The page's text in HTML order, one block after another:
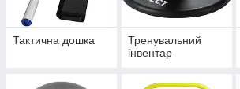
Тактична дошка
Тренувальний
інвентар